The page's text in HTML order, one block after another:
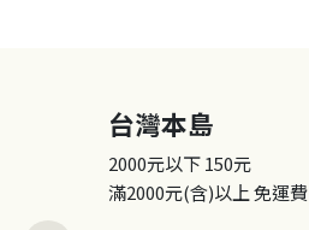
台灣本島
2000元以下150元
滿2000元(含)以上免運費